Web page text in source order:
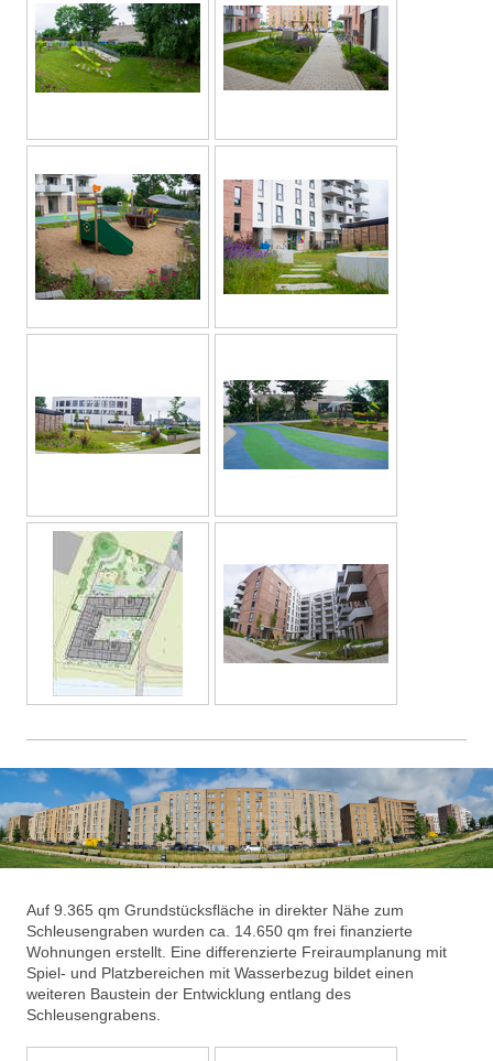
Auf 9.365 qm Grundstücksfläche in direkter Nähe zum
Schleusengraben wurden ca. 14.650 qm frei finanzierte
Wohnungen erstellt. Eine differenzierte Freiraumplanung mit
Spiel- und Platzbereichen mit Wasserbezug bildet einen
weiteren Baustein der Entwicklung entlang des
Schleusengrabens.